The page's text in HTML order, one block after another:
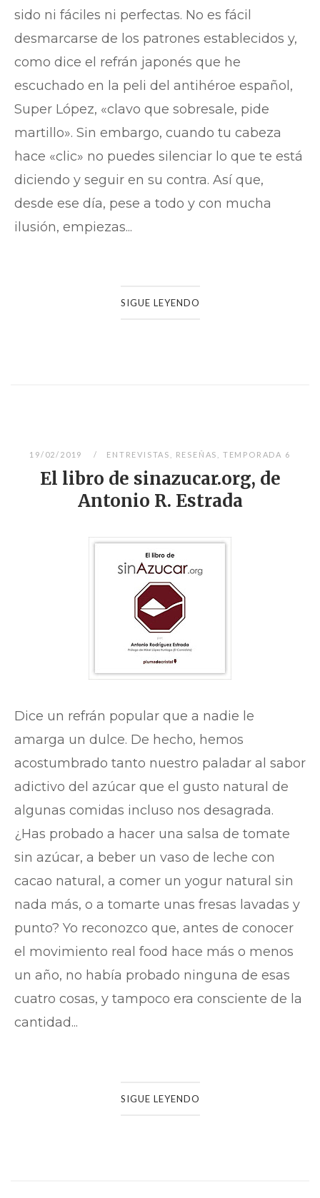
sido ni fáciles ni perfectas. No es fácil
desmarcarse de los patrones establecidos y,
como dice el refrán japonés que he
escuchado en la peli del antihéroe español,
Super López, «clavo que sobresale, pide
martillo». Sin embargo, cuando tu cabeza
hace «clic» no puedes silenciar lo que te está
diciendo y seguir en su contra. Así que,
desde ese día, pese a todo y con mucha
ilusión, empiezas...
SIGUE LEYENDO
19/02/2019 ENTREVISTAS RESEÑAS TEMPORADA 6
El libro de sinazucar.org, de
Antonio R. Estrada
Dice un refrán popular que a nadie le
amarga un dulce. De hecho, hemos
acostumbrado tanto nuestro paladar al sabor
adictivo del azúcar que el gusto natural de
algunas comidas incluso nos desagrada.
¿Has probado a hacer una salsa de tomate
sin azúcar, a beber un vaso de leche con
cacao natural, a comer un yogur natural sin
nada más, o a tomarte unas fresas lavadas y
punto? Yo reconozco que, antes de conocer
el movimiento real food hace más o menos
un año, no había probado ninguna de esas
cuatro cosas, y tampoco era consciente de la
cantidad...
SIGUE LEYENDO